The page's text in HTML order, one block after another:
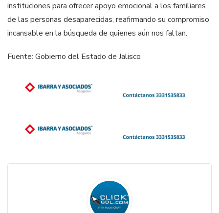
instituciones para ofrecer apoyo emocional a los familiares
de las personas desaparecidas, reafirmando su compromiso
incansable en la búsqueda de quienes aún nos faltan.
Fuente: Gobierno del Estado de Jalisco